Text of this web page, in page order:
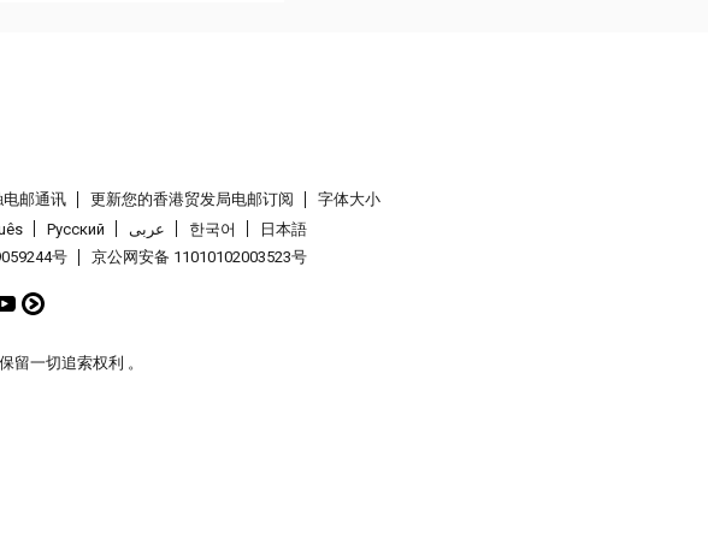
邮通讯 更新您的香港贸发局电邮订阅
字体大小
Pусский عربى 한국어
日本語
号 京公网安备 11010102003523号
留一切追索权利 。